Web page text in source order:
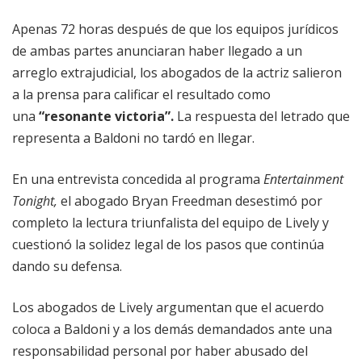
Apenas 72 horas después de que los equipos jurídicos
de ambas partes anunciaran haber llegado a un
arreglo extrajudicial, los abogados de la actriz salieron
a la prensa para calificar el resultado como
una “resonante victoria”. La respuesta del letrado que
representa a Baldoni no tardó en llegar.
En una entrevista concedida al programa Entertainment
Tonight, el abogado Bryan Freedman desestimó por
completo la lectura triunfalista del equipo de Lively y
cuestionó la solidez legal de los pasos que continúa
dando su defensa.
Los abogados de Lively argumentan que el acuerdo
coloca a Baldoni y a los demás demandados ante una
responsabilidad personal por haber abusado del